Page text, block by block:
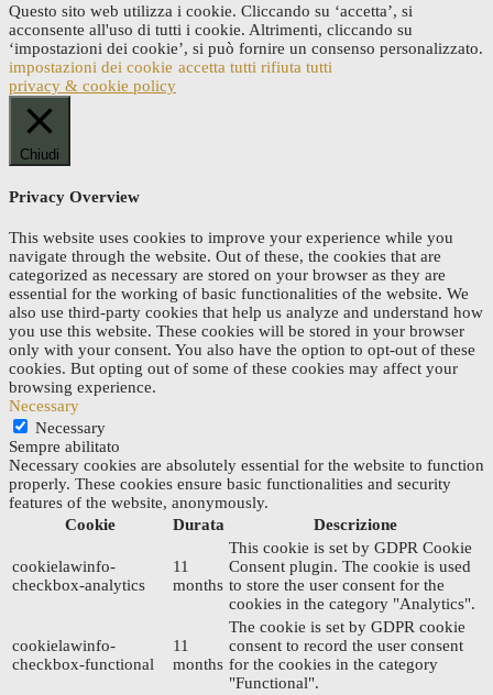
Questo sito web utilizza i cookie. Cliccando su ‘accetta’, si
acconsente all'uso di tutti i cookie. Altrimenti, cliccando su
‘impostazioni dei cookie’, si può fornire un consenso personalizzato.
impostazioni dei cookie accetta tutti rifiuta tutti
privacy & cookie policy
Chiudi
Privacy Overview
This website uses cookies to improve your experience while you
navigate through the website. Out of these, the cookies that are
categorized as necessary are stored on your browser as they are
essential for the working of basic functionalities of the website. We
also use third-party cookies that help us analyze and understand how
you use this website. These cookies will be stored in your browser
only with your consent. You also have the option to opt-out of these
cookies. But opting out of some of these cookies may affect your
browsing experience.
Necessary
Necessary
Sempre abilitato
Necessary cookies are absolutely essential for the website to function
properly. These cookies ensure basic functionalities and security
features of the website, anonymously.
Cookie
Durata Descrizione
cookielawinfo-
checkbox-analytics
11
months
This cookie is set by GDPR Cookie
Consent plugin. The cookie is used
to store the user consent for the
cookies in the category "Analytics".
cookielawinfo-
checkbox-functional
11
months
The cookie is set by GDPR cookie
consent to record the user consent
for the cookies in the category
"Functional".